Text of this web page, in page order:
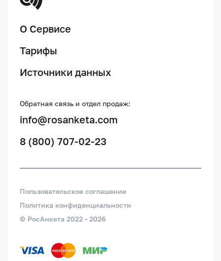
О Сервисе
Тарифы
Источники данных
Обратная связь и отдел продаж:
info@rosanketa.com
8 (800) 707-02-23
Пользовательское соглашение
Политика конфиденциальности
© РосАнкета 2022 - 2026